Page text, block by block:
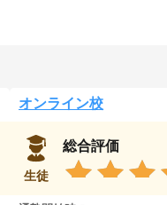
オンライン校
生徒
総合評価